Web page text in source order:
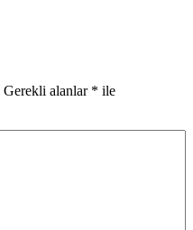
Gerekli alanlar * ile